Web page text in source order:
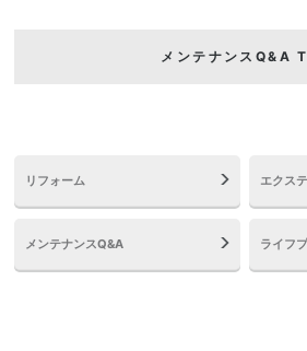
メンテナンスQ&A
リフォーム エクス
メンテナンスQ&A ライフ